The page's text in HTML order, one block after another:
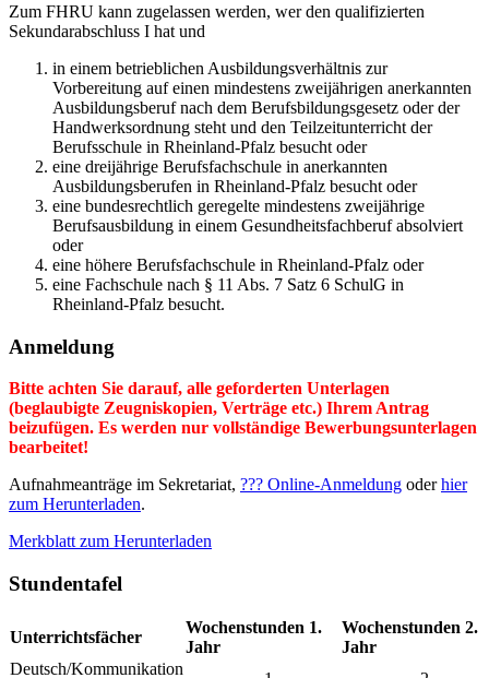
Zum FHRU kann zugelassen werden, wer den qualifizierten
Sekundarabschluss I hat und
in einem betrieblichen Ausbildungsverhältnis zur
Vorbereitung auf einen mindestens zweijährigen anerkannten
Ausbildungsberuf nach dem Berufsbildungsgesetz oder der
Handwerksordnung steht und den Teilzeitunterricht der
Berufsschule in Rheinland-Pfalz besucht oder
eine dreijährige Berufsfachschule in anerkannten
Ausbildungsberufen in Rheinland-Pfalz besucht oder
eine bundesrechtlich geregelte mindestens zweijährige
Berufsausbildung in einem Gesundheitsfachberuf absolviert
oder
eine höhere Berufsfachschule in Rheinland-Pfalz oder
eine Fachschule nach § 11 Abs. 7 Satz 6 SchulG in
Rheinland-Pfalz besucht.
Anmeldung
Bitte achten Sie darauf, alle geforderten Unterlagen
(beglaubigte Zeugniskopien, Verträge etc.) Ihrem Antrag
beizufügen. Es werden nur vollständige Bewerbungsunterlagen
bearbeitet!
Aufnahmeanträge im Sekretariat, ??? Online-Anmeldung oderhier
zum Herunterladen.
Merkblatt zum Herunterladen
Stundentafel
Unterrichtsfächer
Wochenstunden 1.
Jahr
Wochenstunden 2.
Jahr
Deutsch/Kommunikation